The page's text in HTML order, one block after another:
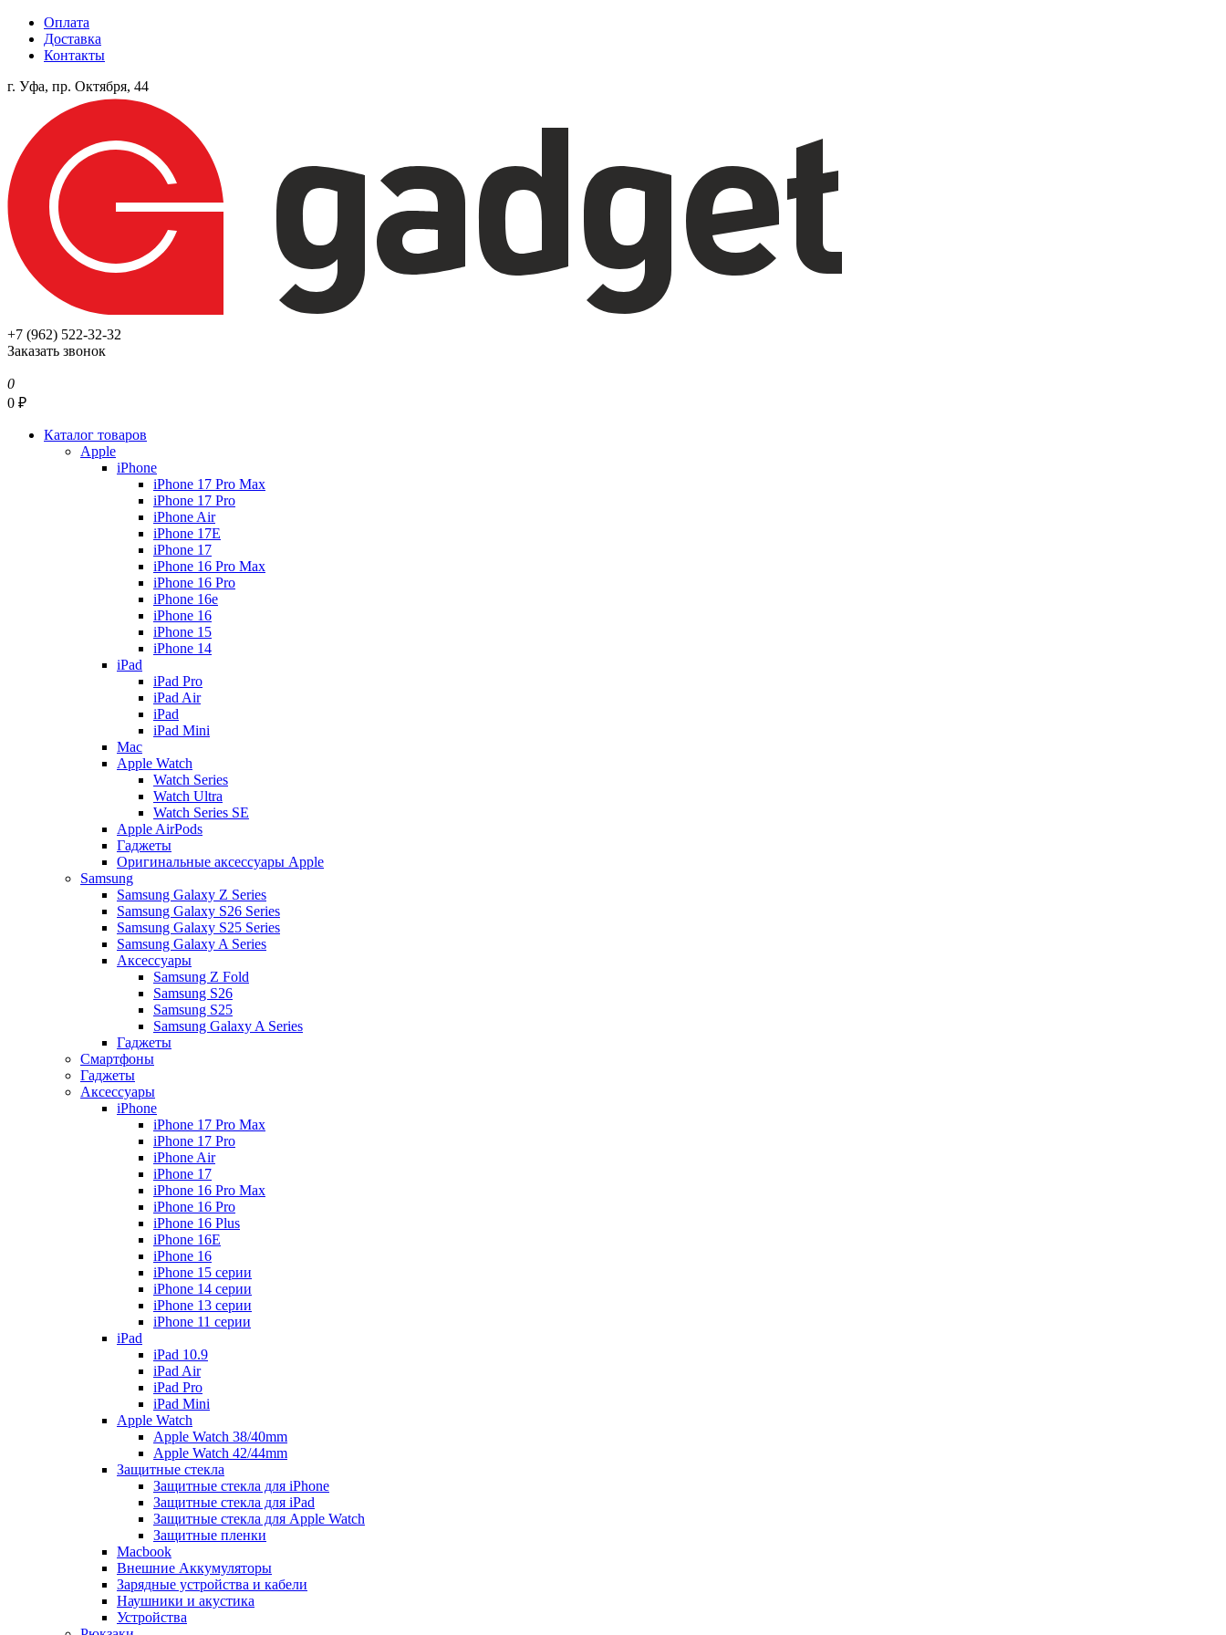
Оплата
Доставка
Контакты
г. Уфа, пр. Октября, 44
+7 (962) 522-32-32
Заказать звонок
0
0 ₽
Каталог товаров
Apple
iPhone
iPhone 17 Pro Max
iPhone 17 Pro
iPhone Air
iPhone 17E
iPhone 17
iPhone 16 Pro Max
iPhone 16 Pro
iPhone 16e
iPhone 16
iPhone 15
iPhone 14
iPad
iPad Pro
iPad Air
iPad
iPad Mini
Mac
Apple Watch
Watch Series
Watch Ultra
Watch Series SE
Apple AirPods
Гаджеты
Оригинальные аксессуары Apple
Samsung
Samsung Galaxy Z Series
Samsung Galaxy S26 Series
Samsung Galaxy S25 Series
Samsung Galaxy A Series
Аксессуары
Samsung Z Fold
Samsung S26
Samsung S25
Samsung Galaxy A Series
Гаджеты
Смартфоны
Гаджеты
Аксессуары
iPhone
iPhone 17 Pro Max
iPhone 17 Pro
iPhone Air
iPhone 17
iPhone 16 Pro Max
iPhone 16 Pro
iPhone 16 Plus
iPhone 16E
iPhone 16
iPhone 15 серии
iPhone 14 серии
iPhone 13 серии
iPhone 11 серии
iPad
iPad 10.9
iPad Air
iPad Pro
iPad Mini
Apple Watch
Apple Watch 38/40mm
Apple Watch 42/44mm
Защитные стекла
Защитные стекла для iPhone
Защитные стекла для iPad
Защитные стекла для Apple Watch
Защитные пленки
Macbook
Внешние Аккумуляторы
Зарядные устройства и кабели
Наушники и акустика
Устройства